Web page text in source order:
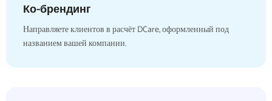
Ко-брендинг
Направляете клиентов в расчёт DCare, оформленный под
названием вашей компании.